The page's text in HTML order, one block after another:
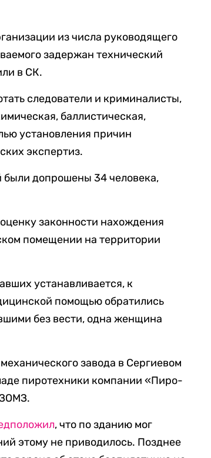
из числа руководящего
задержан технический
в СК.
следователи и криминалисты,
баллистическая,
установления причин
экспертиз.
были допрошены 34 человека,
законности нахождения
помещении на территории
устанавливается, к
помощью обратились
без вести, одна женщина
завода в Сергиевом
пиротехники компании «Пиро-
, что по зданию мог
этому не приводилось. Позднее